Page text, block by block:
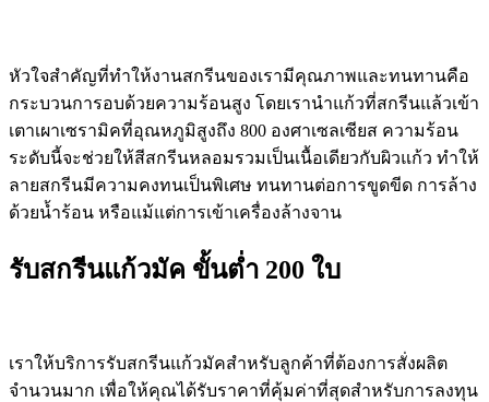
หัวใจสำคัญที่ทำให้งานสกรีนของเรามีคุณภาพและทนทานคือ
กระบวนการอบด้วยความร้อนสูง โดยเรานำแก้วที่สกรีนแล้วเข้า
เตาเผาเซรามิคที่อุณหภูมิสูงถึง 800 องศาเซลเซียส ความร้อน
ระดับนี้จะช่วยให้สีสกรีนหลอมรวมเป็นเนื้อเดียวกับผิวแก้ว ทำให้
ลายสกรีนมีความคงทนเป็นพิเศษ ทนทานต่อการขูดขีด การล้าง
ด้วยน้ำร้อน หรือแม้แต่การเข้าเครื่องล้างจาน
รับสกรีนแก้วมัค ขั้นต่ำ 200 ใบ
เราให้บริการรับสกรีนแก้วมัคสำหรับลูกค้าที่ต้องการสั่งผลิต
จำนวนมาก เพื่อให้คุณได้รับราคาที่คุ้มค่าที่สุดสำหรับการลงทุน